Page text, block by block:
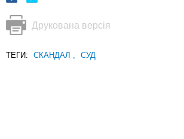
Друкована версія
ТЕГИ: СКАНДАЛ СУД